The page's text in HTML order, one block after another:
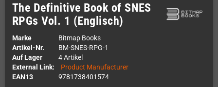
The Definitive Book of SNES
RPGs Vol. 1 (Englisch)
Marke
Bitmap Books
Artikel-Nr.
BM-SNES-RPG-1
Auf Lager
4 Artikel
External Link:
Product Manufacturer
EAN13
9781738401574